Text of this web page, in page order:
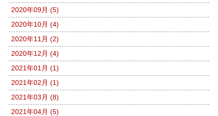
2020年09月 (5)
2020年10月 (4)
2020年11月 (2)
2020年12月 (4)
2021年01月 (1)
2021年02月 (1)
2021年03月 (8)
2021年04月 (5)